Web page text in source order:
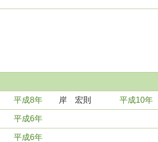
平成8年 岸 宏則 平成10年
平成6年
平成6年